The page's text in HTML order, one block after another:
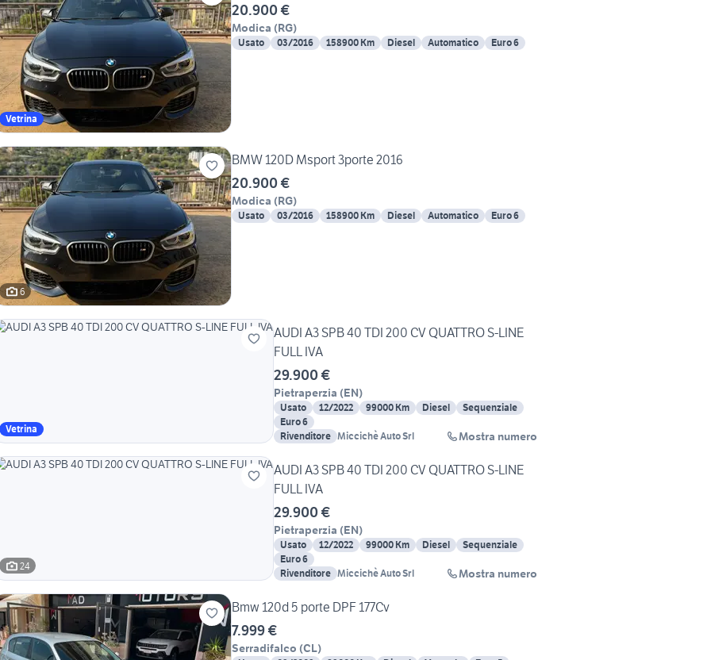
Vetrina
20.900 €
Modica (RG)
Usato 03/2016 158900 Km Diesel Automatico Euro 6
6
BMW 120D Msport 3porte 2016
20.900 €
Modica (RG)
Usato 03/2016 158900 Km Diesel Automatico Euro 6
Vetrina
AUDI A3 SPB 40 TDI 200 CV QUATTRO S-LINE
FULL IVA
29.900 €
Pietraperzia (EN)
Usato 12/2022 99000 Km Diesel
Sequenziale
Euro 6
Rivenditore Miccichè Auto Srl Mostra numero
24
AUDI A3 SPB 40 TDI 200 CV QUATTRO S-LINE
FULL IVA
29.900 €
Pietraperzia (EN)
Usato 12/2022 99000 Km Diesel
Sequenziale
Euro 6
Rivenditore Miccichè Auto Srl Mostra numero
Bmw 120d 5 porte DPF 177Cv
7.999 €
Serradifalco (CL)